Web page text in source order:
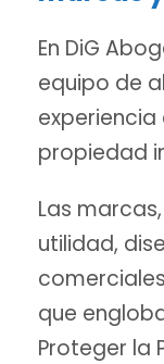
En DiG
equipo de
propiedad
Las
utilidad,
que
Proteger la